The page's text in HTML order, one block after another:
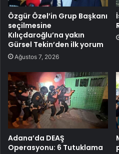
Özgür Özel’in Grup Başkanı
seçilmesine
Kılıçdaroğlu’na yakın
Gürsel Tekin’den ilk yorum
Ağustos 7, 2026
Adana’da DEAŞ
Operasyonu: 6 Tutuklama